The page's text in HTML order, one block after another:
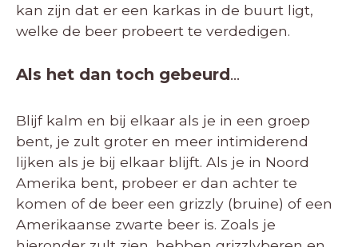
kan zijn dat er een karkas in de buurt ligt,
welke de beer probeert te verdedigen.
Als het dan toch gebeurd…
Blijf kalm en bij elkaar als je in een groep
bent, je zult groter en meer intimiderend
lijken als je bij elkaar blijft. Als je in Noord
Amerika bent, probeer er dan achter te
komen of de beer een grizzly (bruine) of een
Amerikaanse zwarte beer is. Zoals je